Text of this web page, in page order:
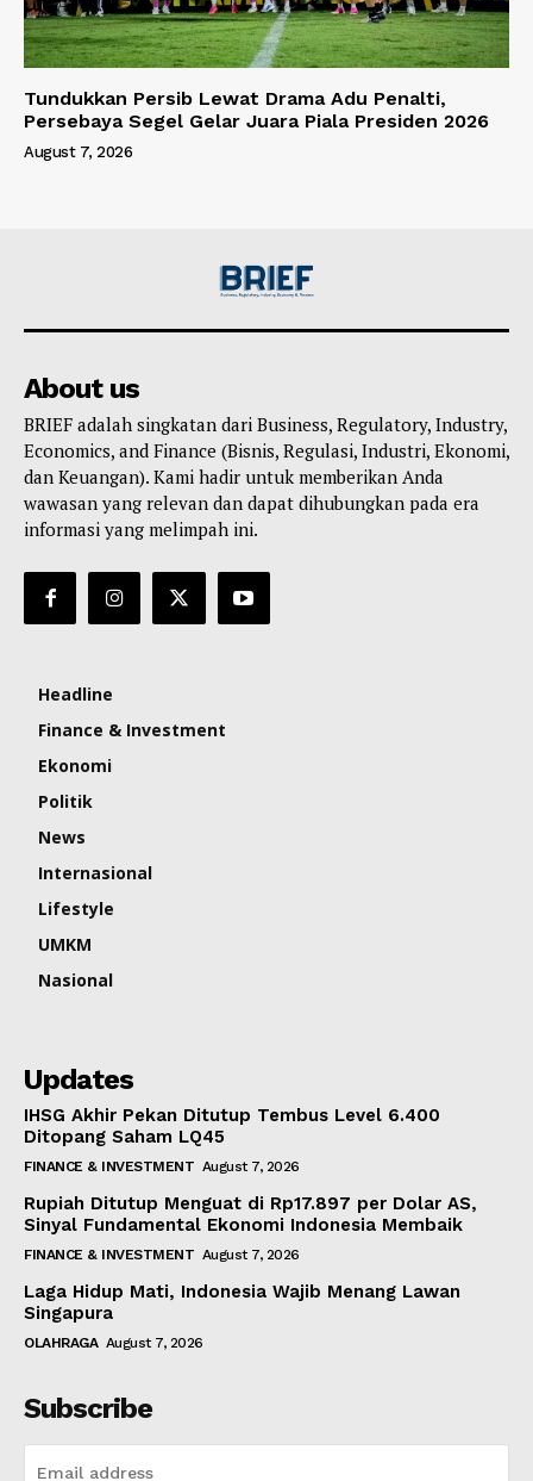
Tundukkan Persib Lewat Drama Adu Penalti,
Persebaya Segel Gelar Juara Piala Presiden 2026
August 7, 2026
About us
BRIEF adalah singkatan dari Business, Regulatory, Industry,
Economics, and Finance (Bisnis, Regulasi, Industri, Ekonomi,
dan Keuangan). Kami hadir untuk memberikan Anda
wawasan yang relevan dan dapat dihubungkan pada era
informasi yang melimpah ini.
Headline
Finance & Investment
Ekonomi
Politik
News
Internasional
Lifestyle
UMKM
Nasional
Updates
IHSG Akhir Pekan Ditutup Tembus Level 6.400
Ditopang Saham LQ45
FINANCE & INVESTMENT August 7, 2026
Rupiah Ditutup Menguat di Rp17.897 per Dolar AS,
Sinyal Fundamental Ekonomi Indonesia Membaik
FINANCE & INVESTMENT August 7, 2026
Laga Hidup Mati, Indonesia Wajib Menang Lawan
Singapura
OLAHRAGA August 7, 2026
Subscribe